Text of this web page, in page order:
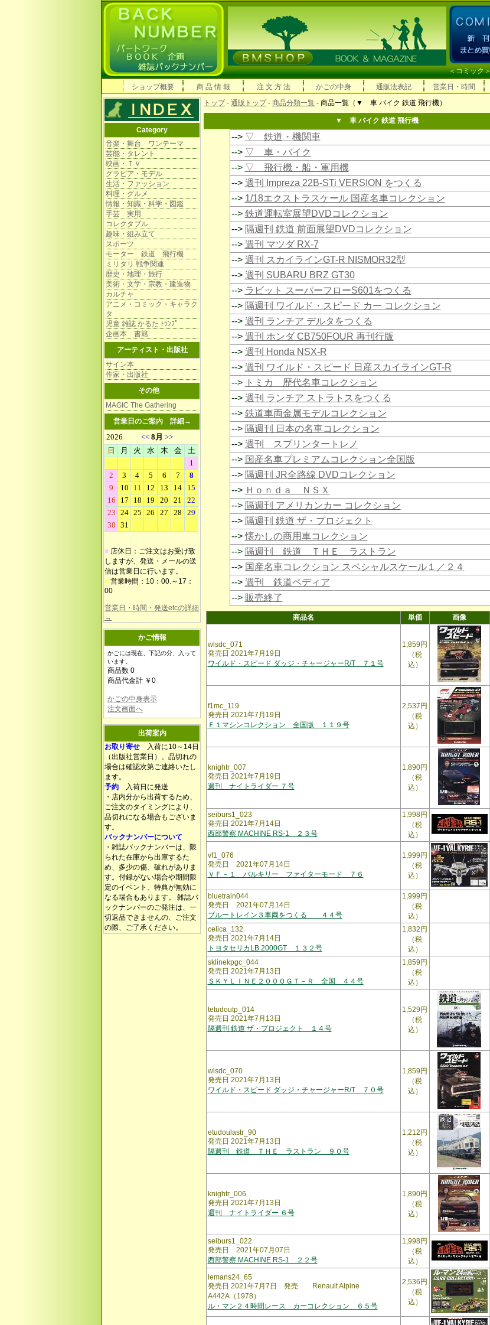
＜コミック
ショップ概要
商 品 情 報 注 文 方 法 かごの中身 通販法表記 営業日・時間
Category
音楽・舞台 ワンテーマ
芸能・タレント
映画・ＴＶ
グラビア・モデル
生活・ファッション
料理・グルメ
情報・知識・科学・図鑑
手芸 実用
コレクタブル
趣味・組み立て
スポーツ
モーター 鉄道 飛行機
ミリタリ 戦争関連
歴史・地理・旅行
美術・文学・宗教・建造物
カルチャ
アニメ・コミック・キャラク
タ
児童 雑誌 かるた ﾄﾗﾝﾌﾟ
企画本 書籍
アーティスト・出版社
サイン本
作家・出版社
その他
MAGIC The Gathering
営業日のご案内 詳細→
■ 店休日：ご注文はお受け致
しますが、発送・メールの送
信は営業日に行います。
■ 営業時間：10：00.～17：
00
営業日・時間・発送etcの詳細
→
かご情報
かごには現在、下記の分、入って
います。
商品数 0
商品代金計 ￥0
かごの中身表示
注文画面へ
出荷案内
お取り寄せ 入荷に10～14日
（出版社営業日）。品切れの
場合は確認次第ご連絡いたし
ます。
予約 入荷日に発送
・店内分から出荷するため、
ご注文のタイミングにより、
品切れになる場合もございま
す。
バックナンバーについて
・雑誌バックナンバーは、限
られた在庫から出庫するた
め、多少の傷、破れがありま
す。付録がない場合や期間限
定のイベント、特典が無効に
なる場合もあります。 雑誌バ
ックナンバーのご発注は、一
切返品できませんの、ご注文
の際、ご了承ください。
トップ- 通販トップ- 商品分類一覧 - 商品一覧（▼ 車 バイク 鉄道 飛行機）
▼ 車 バイク 鉄道 飛行機
--> ▽ 鉄道・機関車
--> ▽ 車・バイク
--> ▽ 飛行機・船・軍用機
--> 週刊 Impreza 22B-STi VERSION をつくる
--> 1/18エクストラスケール 国産名車コレクション
--> 鉄道運転室展望DVDコレクション
--> 隔週刊 鉄道 前面展望DVDコレクション
--> 週刊 マツダ RX-7
--> 週刊 スカイラインGT-R NISMOR32型
--> 週刊 SUBARU BRZ GT30
--> ラビット スーパーフローS601をつくる
--> 隔週刊 ワイルド・スピード カー コレクション
--> 週刊 ランチア デルタをつくる
--> 週刊 ホンダ CB750FOUR 再刊行版
--> 週刊 Honda NSX-R
--> 週刊 ワイルド・スピード 日産スカイラインGT-R
--> トミカ 歴代名車コレクション
--> 週刊 ランチア ストラトスをつくる
--> 鉄道車両金属モデルコレクション
--> 隔週刊 日本の名車コレクション
--> 週刊 スプリンタートレノ
--> 国産名車プレミアムコレクション全国版
--> 隔週刊 JR全路線 DVDコレクション
--> Ｈｏｎｄａ ＮＳＸ
--> 隔週刊 アメリカンカー コレクション
--> 隔週刊 鉄道 ザ・プロジェクト
-->懐かしの商用車コレクション
--> 隔週刊 鉄道 ＴＨＥ ラストラン
--> 国産名車コレクション スペシャルスケール１／２４
--> 週刊 鉄道ペディア
--> 販売終了
商品名 単価 画像
wlsdc_071
発売日 2021年7月19日
ワイルド・スピード ダッジ・チャージャーR/T ７１号
1,859円
（税
込）
f1mc_119
発売日 2021年7月19日
Ｆ１マシンコレクション 全国版 １１９号
2,537円
（税
込）
knightr_007
発売日 2021年7月19日
週刊 ナイトライダー ７号
1,890円
（税
込）
seiburs1_023
発売日 2021年7月14日
西部警察 MACHINE RS-1 ２３号
1,998円
（税
込）
vf1_076
発売日 2021年07月14日
ＶＦ－１ バルキリー ファイターモード ７６
1,999円
（税
込）
bluetrain044
発売日 2021年07月14日
ブルートレイン３車両をつくる ４４号
1,999円
（税
込）
celica_132
発売日 2021年7月14日
トヨタセリカLB 2000GT １３２号
1,832円
（税
込）
sklinekpgc_044
発売日 2021年7月13日
ＳＫＹＬＩＮＥ２０００ＧＴ－Ｒ 全国 ４４号
1,859円
（税
込）
tetudoutp_014
発売日 2021年7月13日
隔週刊 鉄道 ザ・プロジェクト １４号
1,529円
（税
込）
wlsdc_070
発売日 2021年7月13日
ワイルド・スピード ダッジ・チャージャーR/T ７０号
1,859円
（税
込）
etudoulastr_90
発売日 2021年7月13日
隔週刊 鉄道 ＴＨＥ ラストラン ９０号
1,212円
（税
込）
knightr_006
発売日 2021年7月13日
週刊 ナイトライダー ６号
1,890円
（税
込）
seiburs1_022
発売日 2021年07月07日
西部警察 MACHINE RS-1 ２２号
1,998円
（税
込）
lemans24_65
発売日 2021年7月7日 発売 Renault Alpine
A442A（1978）
ル・マン２４時間レース カーコレクション ６５号
2,536円
（税
込）